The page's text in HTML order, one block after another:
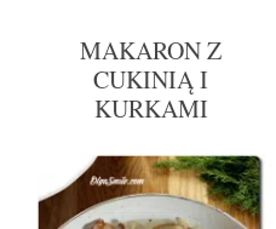
MAKARON Z
CUKINIĄ I
KURKAMI